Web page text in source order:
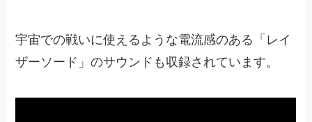
宇宙での戦いに使えるような電流感のある「レイ
ザーソード」のサウンドも収録されています。